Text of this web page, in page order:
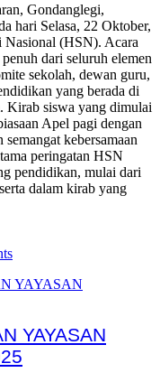
Gondanglegi,
hari Selasa, 22 Oktober,
Nasional (HSN). Acara
dari seluruh elemen
sekolah, dewan guru,
yang berada di
Kirab siswa yang dimulai
Apel pagi dengan
kebersamaan
peringatan HSN
pendidikan, mulai dari
dalam kirab yang
YAYASAN